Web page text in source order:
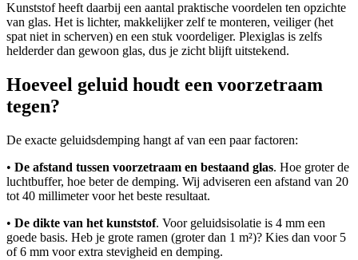
Kunststof heeft daarbij een aantal praktische voordelen ten opzichte
van glas. Het is lichter, makkelijker zelf te monteren, veiliger (het
spat niet in scherven) en een stuk voordeliger. Plexiglas is zelfs
helderder dan gewoon glas, dus je zicht blijft uitstekend.
Hoeveel geluid houdt een voorzetraam
tegen?
De exacte geluidsdemping hangt af van een paar factoren:
• De afstand tussen voorzetraam en bestaand glas. Hoe groter de
luchtbuffer, hoe beter de demping. Wij adviseren een afstand van 20
tot 40 millimeter voor het beste resultaat.
• De dikte van het kunststof. Voor geluidsisolatie is 4 mm een
goede basis. Heb je grote ramen (groter dan 1 m²)? Kies dan voor 5
of 6 mm voor extra stevigheid en demping.